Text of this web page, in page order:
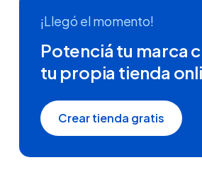
¡Llegó el momento!
Potenciá tu marca
tu propia tienda
Crear tienda gratis